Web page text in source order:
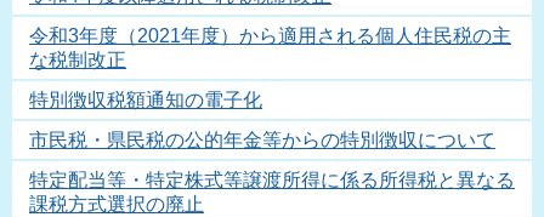
令和3年度（2021年度）から適用される個人住民税の主
な税制改正
特別徴収税額通知の電子化
市民税・県民税の公的年金等からの特別徴収について
特定配当等・特定株式等譲渡所得に係る所得税と異なる
課税方式選択の廃止